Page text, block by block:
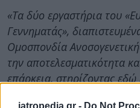
iatropedia.gr - Do Not
«Τα δύο εργαστήρια του
Γεννηματάς»,
Ομοσπονδία
την αποτελεσματικότητα
επάρκεια, στηρίζοντας εδώ